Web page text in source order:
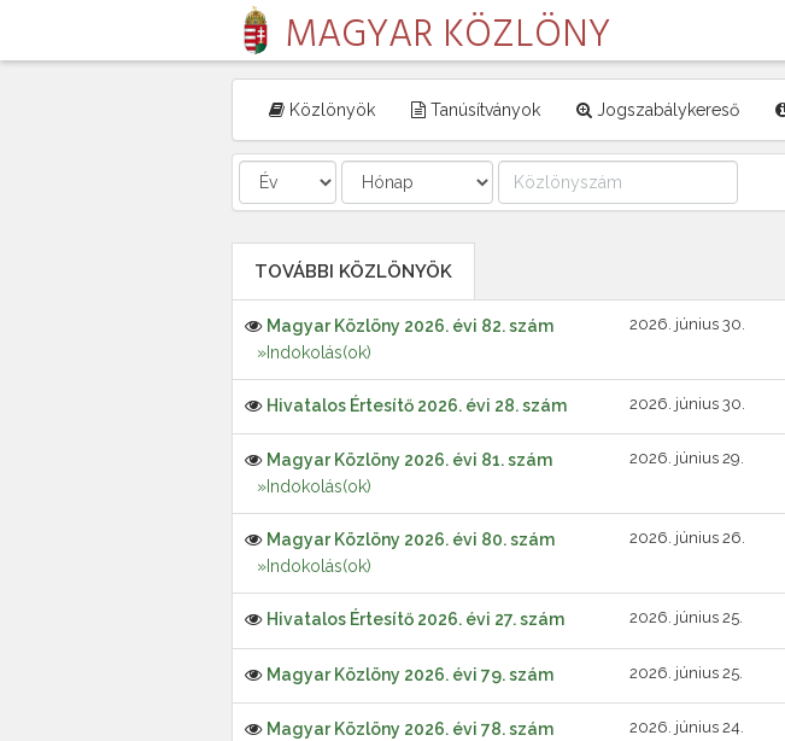
MAGYAR KÖZLÖNY
Közlönyök Tanúsítványok Jogszabálykereső
TOVÁBBI KÖZLÖNYÖK
Magyar Közlöny 2026. évi 82. szám
»Indokolás(ok)
2026. június 30.
Hivatalos Értesítő 2026. évi 28. szám 2026. június 30.
Magyar Közlöny 2026. évi 81. szám
»Indokolás(ok)
2026. június 29.
Magyar Közlöny 2026. évi 80. szám
»Indokolás(ok)
2026. június 26.
Hivatalos Értesítő 2026. évi 27. szám 2026. június 25.
Magyar Közlöny 2026. évi 79. szám 2026. június 25.
Magyar Közlöny 2026. évi 78. szám 2026. június 24.